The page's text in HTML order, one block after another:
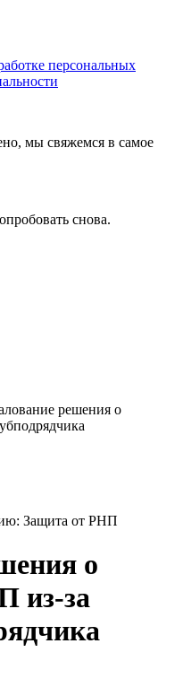
персональных
мы свяжемся в самое
снова.
решения о
Защита от РНП
о
из-за